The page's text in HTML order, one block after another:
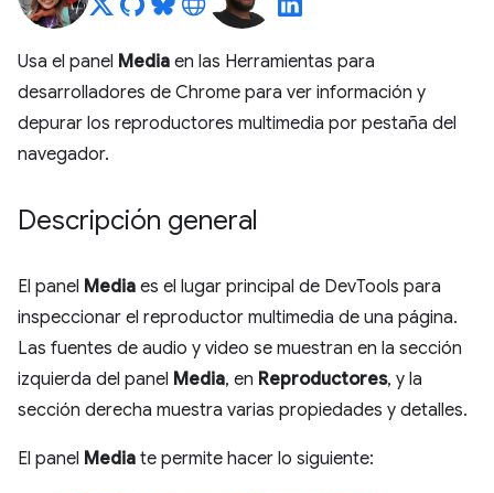
Usa el panel Media en las Herramientas para
desarrolladores de Chrome para ver información y
depurar los reproductores multimedia por pestaña del
navegador.
Descripción general
El panel Media es el lugar principal de DevTools para
inspeccionar el reproductor multimedia de una página.
Las fuentes de audio y video se muestran en la sección
izquierda del panel Media, en Reproductores, y la
sección derecha muestra varias propiedades y detalles.
El panel Media te permite hacer lo siguiente: